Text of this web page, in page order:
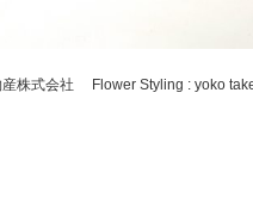
株式会社 Flower Styling : yoko